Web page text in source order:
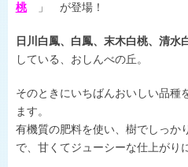
食卓に上がるまで
桃
」 が登場！
日川白鳳、白鳳、末木白桃、清水
している、おしんべの丘。
そのときにいちばんおいしい品種
ます。
有機質の肥料を使い、樹でしっか
で、甘くてジューシーな仕上がりに